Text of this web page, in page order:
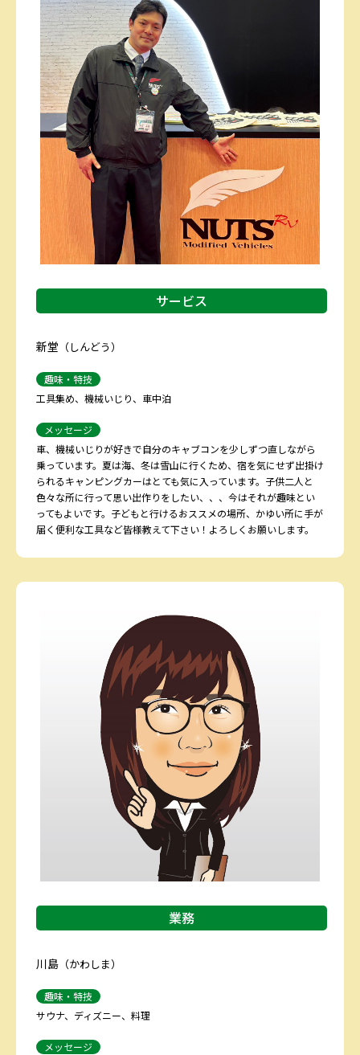
サービス
新堂 （しんどう）
趣味・特技
工具集め、機械いじり、車中泊
メッセージ
車、機械いじりが好きで自分のキャブコンを少しずつ直しながら
乗っています。夏は海、冬は雪山に行くため、宿を気にせず出掛け
られるキャンピングカーはとても気に入っています。子供二人と
色々な所に行って思い出作りをしたい、、、今はそれが趣味とい
ってもよいです。子どもと行けるおススメの場所、かゆい所に手が
届く便利な工具など皆様教えて下さい！よろしくお願いします。
業務
川島 （かわしま）
趣味・特技
サウナ、ディズニー、料理
メッセージ